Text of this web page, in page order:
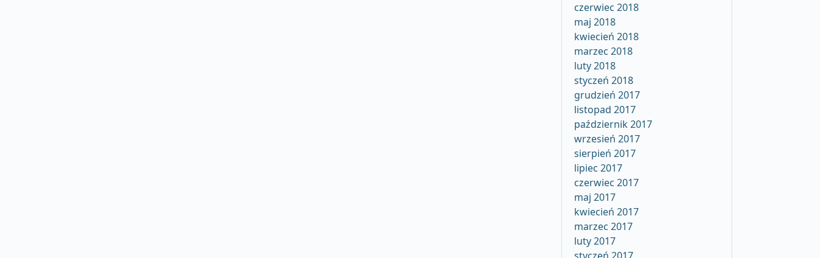
czerwiec 2018
maj 2018
kwiecień 2018
marzec 2018
luty 2018
styczeń 2018
grudzień 2017
listopad 2017
październik 2017
wrzesień 2017
sierpień 2017
lipiec 2017
czerwiec 2017
maj 2017
kwiecień 2017
marzec 2017
luty 2017